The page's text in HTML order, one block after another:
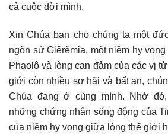
cả cuộc đời mình.
Xin Chúa ban cho chúng ta một
ngôn sứ Giêrêmia, một niềm hy
Phaolô và lòng can đảm của các vị
giới còn nhiều sợ hãi và bất an,
Chúa đang ở cùng mình. Nhờ
những chứng nhân sống động của
của niềm hy vọng giữa lòng thế giới